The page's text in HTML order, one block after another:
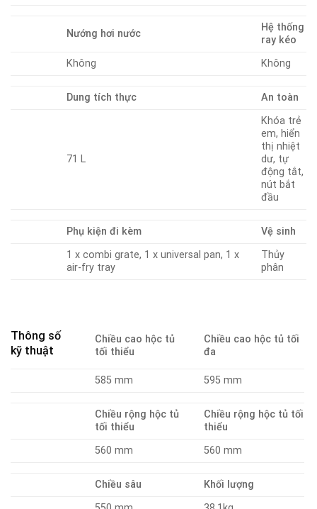
Nướng hơi nước
Hệ thống
ray kéo
Không
Không
Dung tích thực An toàn
71 L
Khóa trẻ
em, hiển
thị nhiệt
dư, tự
động tắt,
nút bắt
đầu
Phụ kiện đi kèm
Vệ sinh
1 x combi grate, 1 x universal pan, 1 x
air-fry tray
Thủy
phân
Thông số
kỹ thuật
Chiều cao hộc tủ
tối thiểu
Chiều cao hộc tủ tối
đa
585 mm 595 mm
Chiều rộng hộc tủ
tối thiểu
Chiều rộng hộc tủ tối
thiểu
560 mm
560 mm
Chiều sâu
Khối lượng